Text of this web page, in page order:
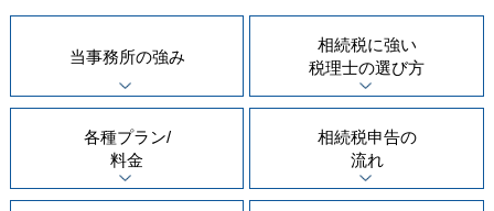
当事務所の強み
相続税に強い
税理士の選び方
各種プラン/
料金
相続税申告の
流れ